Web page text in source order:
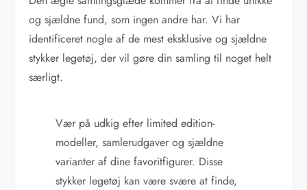
og sjældne fund, som ingen andre har. Vi har
identificeret nogle af de mest eksklusive og sjældne
stykker legetøj, der vil gøre din samling til noget helt
særligt.
Vær på udkig efter limited edition-
modeller, samlerudgaver og sjældne
varianter af dine favoritfigurer. Disse
stykker legetøj kan være svære at finde,